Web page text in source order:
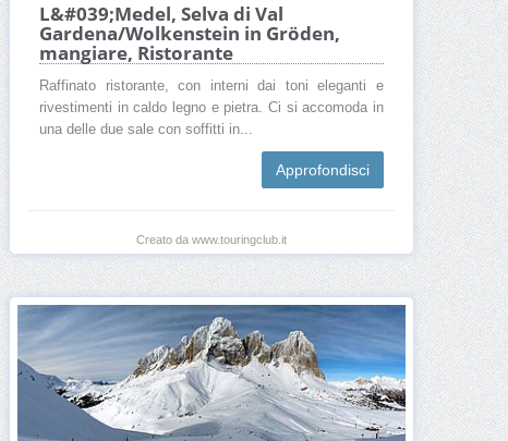
L&#039;Medel, Selva di Val
Gardena/Wolkenstein in Gröden,
mangiare, Ristorante
Raffinato ristorante, con interni dai toni eleganti e
rivestimenti in caldo legno e pietra. Ci si accomoda in
una delle due sale con soffitti in...
Approfondisci
Creato da www.touringclub.it